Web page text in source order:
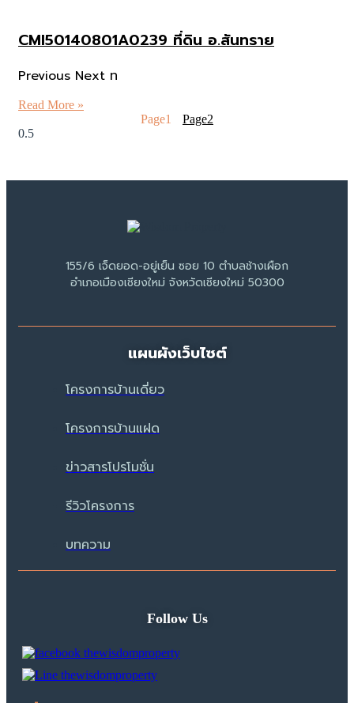
CMI50140801A0239 ที่ดิน อ.สันทราย
Previous Next ท
Read More »
Page1 Page2
155/6 เจ็ดยอด-อยู่เย็น ซอย 10 ตำบลช้างเผือก
อำเภอเมืองเชียงใหม่ จังหวัดเชียงใหม่ 50300
แผนผังเว็บไซต์
โครงการบ้านเดี่ยว
โครงการบ้านแฝด
ข่าวสารโปรโมชั่น
รีวิวโครงการ
บทความ
Follow Us